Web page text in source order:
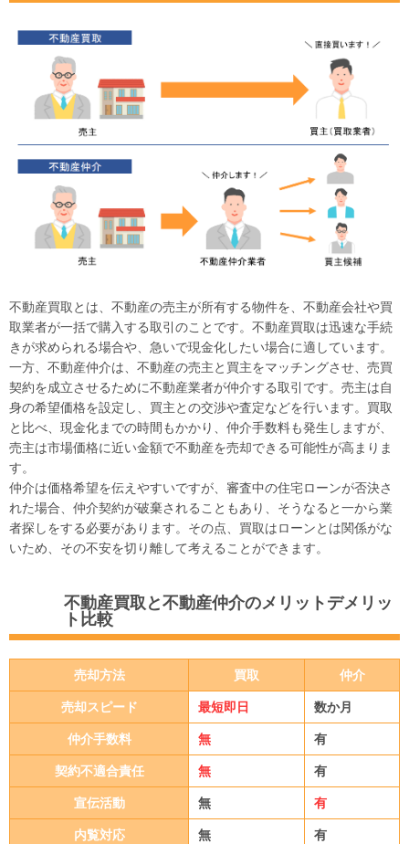
不動産買取とは、不動産の売主が所有する物件を、不動産会社や買
取業者が一括で購入する取引のことです。不動産買取は迅速な手続
きが求められる場合や、急いで現金化したい場合に適しています。
一方、不動産仲介は、不動産の売主と買主をマッチングさせ、売買
契約を成立させるために不動産業者が仲介する取引です。売主は自
身の希望価格を設定し、買主との交渉や査定などを行います。買取
と比べ、現金化までの時間もかかり、仲介手数料も発生しますが、
売主は市場価格に近い金額で不動産を売却できる可能性が高まりま
す。
仲介は価格希望を伝えやすいですが、審査中の住宅ローンが否決さ
れた場合、仲介契約が破棄されることもあり、そうなると一から業
者探しをする必要があります。その点、買取はローンとは関係がな
いため、その不安を切り離して考えることができます。
不動産買取と不動産仲介のメリットデメリッ
ト比較
売却方法 買取 仲介
売却スピード 最短即日 数か月
仲介手数料 無 有
契約不適合責任 無 有
宣伝活動 無 有
内覧対応 無 有